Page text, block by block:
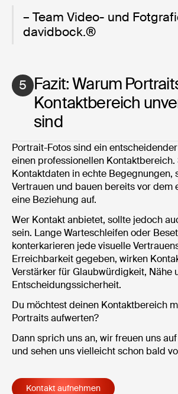
– Team Video- und
davidbock.®
5 Fazit: Warum
Kontaktbereich
sind
Portrait-Fotos sind ein
einen professionellen Kontaktbereich.
Kontaktdaten in echte Begegnungen,
Vertrauen und bauen bereits vor dem
eine Beziehung auf.
Wer Kontakt anbietet, sollte jedoch
sein. Lange Warteschleifen oder
konterkarieren jede visuelle
Erreichbarkeit gegeben, wirken
Verstärker für Glaubwürdigkeit, Nähe
Entscheidungssicherheit.
Du möchtest deinen Kontaktbereich
Portraits aufwerten?
Dann sprich uns an, wir freuen uns
und sehen uns vielleicht schon bald
Kontakt aufnehmen